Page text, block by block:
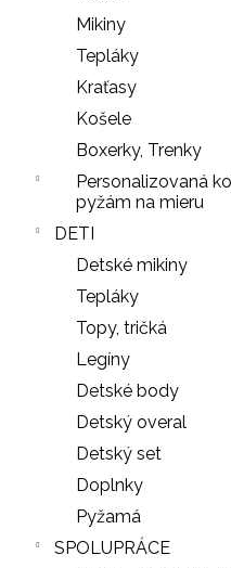
Mikiny
Tepláky
Kraťasy
Košele
Boxerky, Trenky
Personalizovaná
pyžám na mieru
DETI
Detské mikiny
Tepláky
Topy, tričká
Legíny
Detské body
Detský overal
Detský set
Doplnky
Pyžamá
SPOLUPRÁCE
NOHAVIČKY
BLACK
7
€